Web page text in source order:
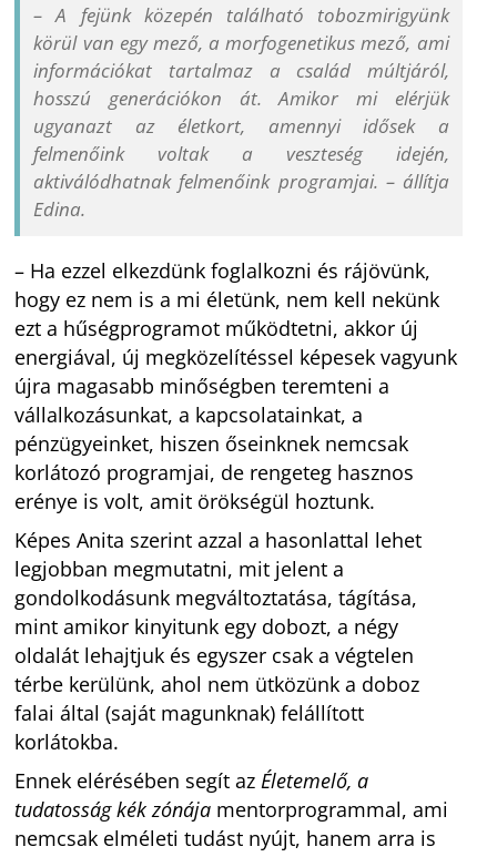
– A fejünk közepén található tobozmirigyünk
körül van egy mező, a morfogenetikus mező, ami
információkat tartalmaz a család múltjáról,
hosszú generációkon át. Amikor mi elérjük
ugyanazt az életkort, amennyi idősek a
felmenőink voltak a veszteség idején,
aktiválódhatnak felmenőink programjai. – állítja
Edina.
– Ha ezzel elkezdünk foglalkozni és rájövünk,
hogy ez nem is a mi életünk, nem kell nekünk
ezt a hűségprogramot működtetni, akkor új
energiával, új megközelítéssel képesek vagyunk
újra magasabb minőségben teremteni a
vállalkozásunkat, a kapcsolatainkat, a
pénzügyeinket, hiszen őseinknek nemcsak
korlátozó programjai, de rengeteg hasznos
erénye is volt, amit örökségül hoztunk.
Képes Anita szerint azzal a hasonlattal lehet
legjobban megmutatni, mit jelent a
gondolkodásunk megváltoztatása, tágítása,
mint amikor kinyitunk egy dobozt, a négy
oldalát lehajtjuk és egyszer csak a végtelen
térbe kerülünk, ahol nem ütközünk a doboz
falai által (saját magunknak) felállított
korlátokba.
Ennek elérésében segít azÉletemelő, a
tudatosság kék zónája mentorprogrammal, ami
nemcsak elméleti tudást nyújt, hanem arra is